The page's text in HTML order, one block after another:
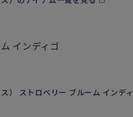
インディゴ
） ストロベリー ブルーム インデ